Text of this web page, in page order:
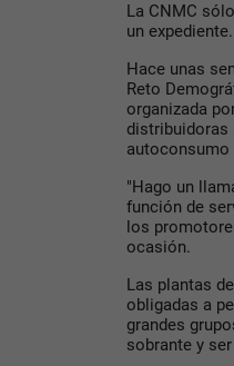
La CNMC
un expediente.
Hace unas
Reto
organizada
distribuidoras
autoconsumo
"Hago un
función de
los
ocasión.
Las plantas
obligadas a
grandes
sobrante y